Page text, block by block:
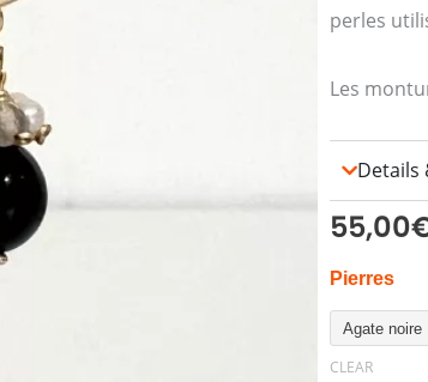
perles
Les
Details
55,00
Pierres
CLEAR
BOUCLES
OREILLES
STONE